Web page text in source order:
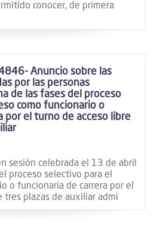
conocer, de primera
Anuncio sobre las
por las personas
de las fases del proceso
como funcionario o
por el turno de acceso libre
sesión celebrada el 13 de abril
proceso selectivo para el
o funcionaria de carrera por el
tres plazas de auxiliar admi